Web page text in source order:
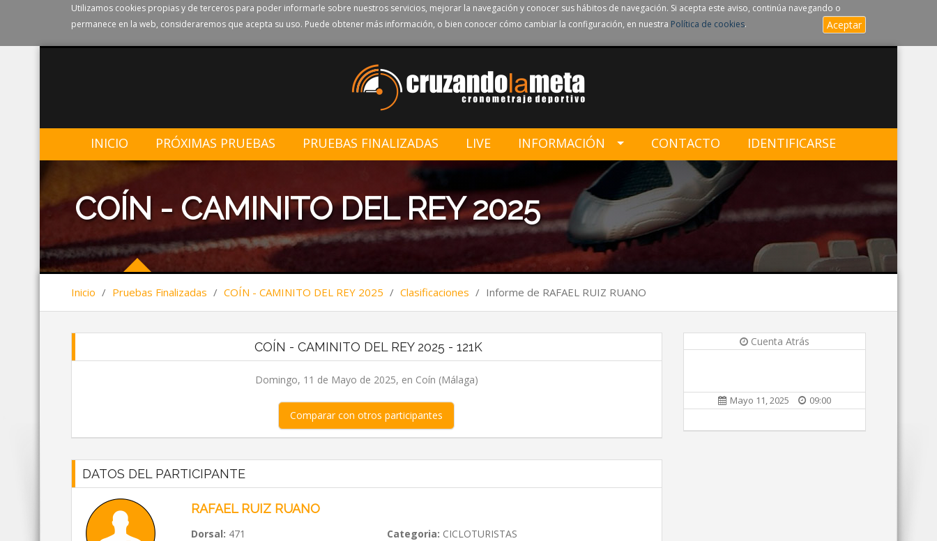
Utilizamos cookies propias y de terceros para poder informarle sobre nuestros servicios, mejorar la navegación y conocer sus hábitos de navegación. Si acepta este aviso, continúa navegando o
permanece en la web, consideraremos que acepta su uso. Puede obtener más información, o bien conocer cómo cambiar la configuración, en nuestra Política de cookies. Aceptar
INICIO PRÓXIMAS PRUEBAS PRUEBAS FINALIZADAS LIVE INFORMACIÓN CONTACTO IDENTIFICARSE
COÍN - CAMINITO DEL REY 2025
Inicio / Pruebas Finalizadas / COÍN - CAMINITO DEL REY 2025 / Clasificaciones / Informe de RAFAEL RUIZ RUANO
COÍN - CAMINITO DEL REY 2025 - 121K
Domingo, 11 de Mayo de 2025, en Coín (Málaga)
Comparar con otros participantes
DATOS DEL PARTICIPANTE
RAFAEL RUIZ RUANO
Dorsal: 471 Categoria: CICLOTURISTAS
Cuenta Atrás
Mayo 11, 2025 09:00